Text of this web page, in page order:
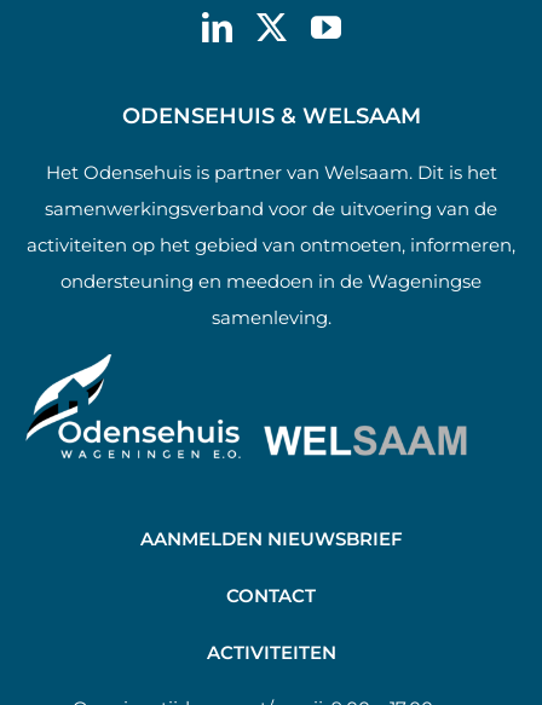
ODENSEHUIS & WELSAAM
Het Odensehuis is partner van Welsaam. Dit is het
samenwerkingsverband voor de uitvoering van de
activiteiten op het gebied van ontmoeten, informeren,
ondersteuning en meedoen in de Wageningse
samenleving.
AANMELDEN NIEUWSBRIEF
CONTACT
ACTIVITEITEN